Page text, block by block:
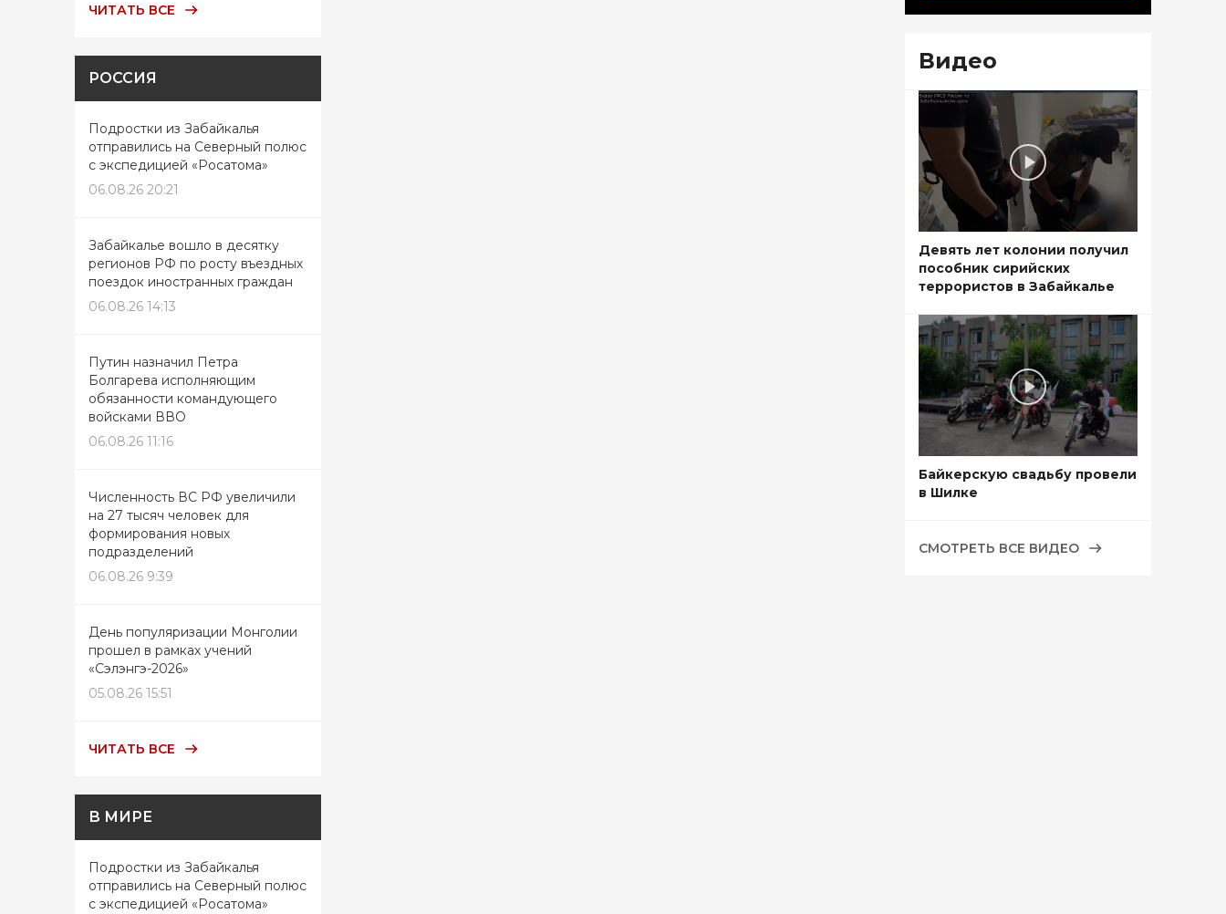
ЧИТАТЬ ВСЕ
РОССИЯ
Подростки из Забайкалья
отправились на Северный полюс
с экспедицией «Росатома»
06.08.26 20:21
Забайкалье вошло в десятку
регионов РФ по росту въездных
поездок иностранных граждан
06.08.26 14:13
Путин назначил Петра
Болгарева исполняющим
обязанности командующего
войсками ВВО
06.08.26 11:16
Численность ВС РФ увеличили
на 27 тысяч человек для
формирования новых
подразделений
06.08.26 9:39
День популяризации Монголии
прошел в рамках учений
«Сэлэнгэ-2026»
05.08.26 15:51
ЧИТАТЬ ВСЕ
В МИРЕ
Подростки из Забайкалья
отправились на Северный полюс
с экспедицией «Росатома»
Видео
Девять лет колонии получил
пособник сирийских
террористов в Забайкалье
Байкерскую свадьбу провели
в Шилке
СМОТРЕТЬ ВСЕ ВИДЕО